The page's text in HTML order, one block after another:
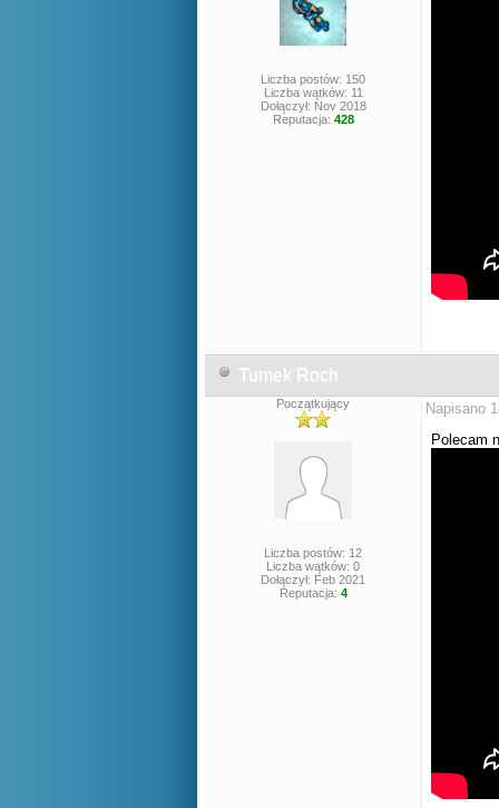
Liczba postów: 150
Liczba wątków: 11
Dołączył: Nov 2018
Reputacja: 428
Tumek Roch
Początkujący
Liczba postów: 12
Liczba wątków: 0
Dołączył: Feb 2021
Reputacja: 4
Napisano
Polecam